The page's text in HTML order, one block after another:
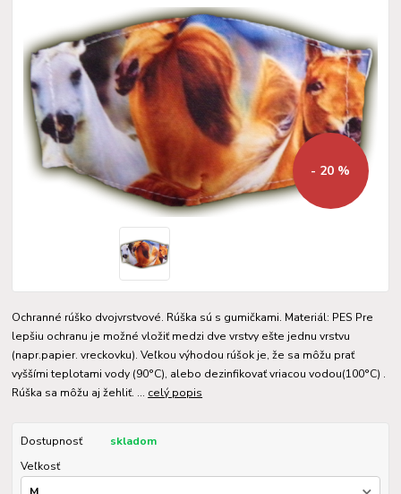
- 20 %
Ochranné rúško dvojvrstvové. Rúška sú s gumičkami. Materiál: PES Pre
lepšiu ochranu je možné vložiť medzi dve vrstvy ešte jednu vrstvu
(napr.papier. vreckovku). Veľkou výhodou rúšok je, že sa môžu prať
vyššími teplotami vody (90°C), alebo dezinfikovať vriacou vodou(100°C) .
Rúška sa môžu aj žehliť. ... celý popis
Dostupnosť
skladom
Veľkosť